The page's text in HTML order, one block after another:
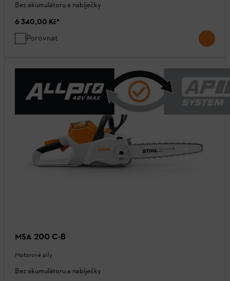
Bez akumulátoru a nabíječky
6 340,00 Kč*
Porovnat
MSA 200 C-B
Motorové pily
Bez akumulátoru a nabíječky